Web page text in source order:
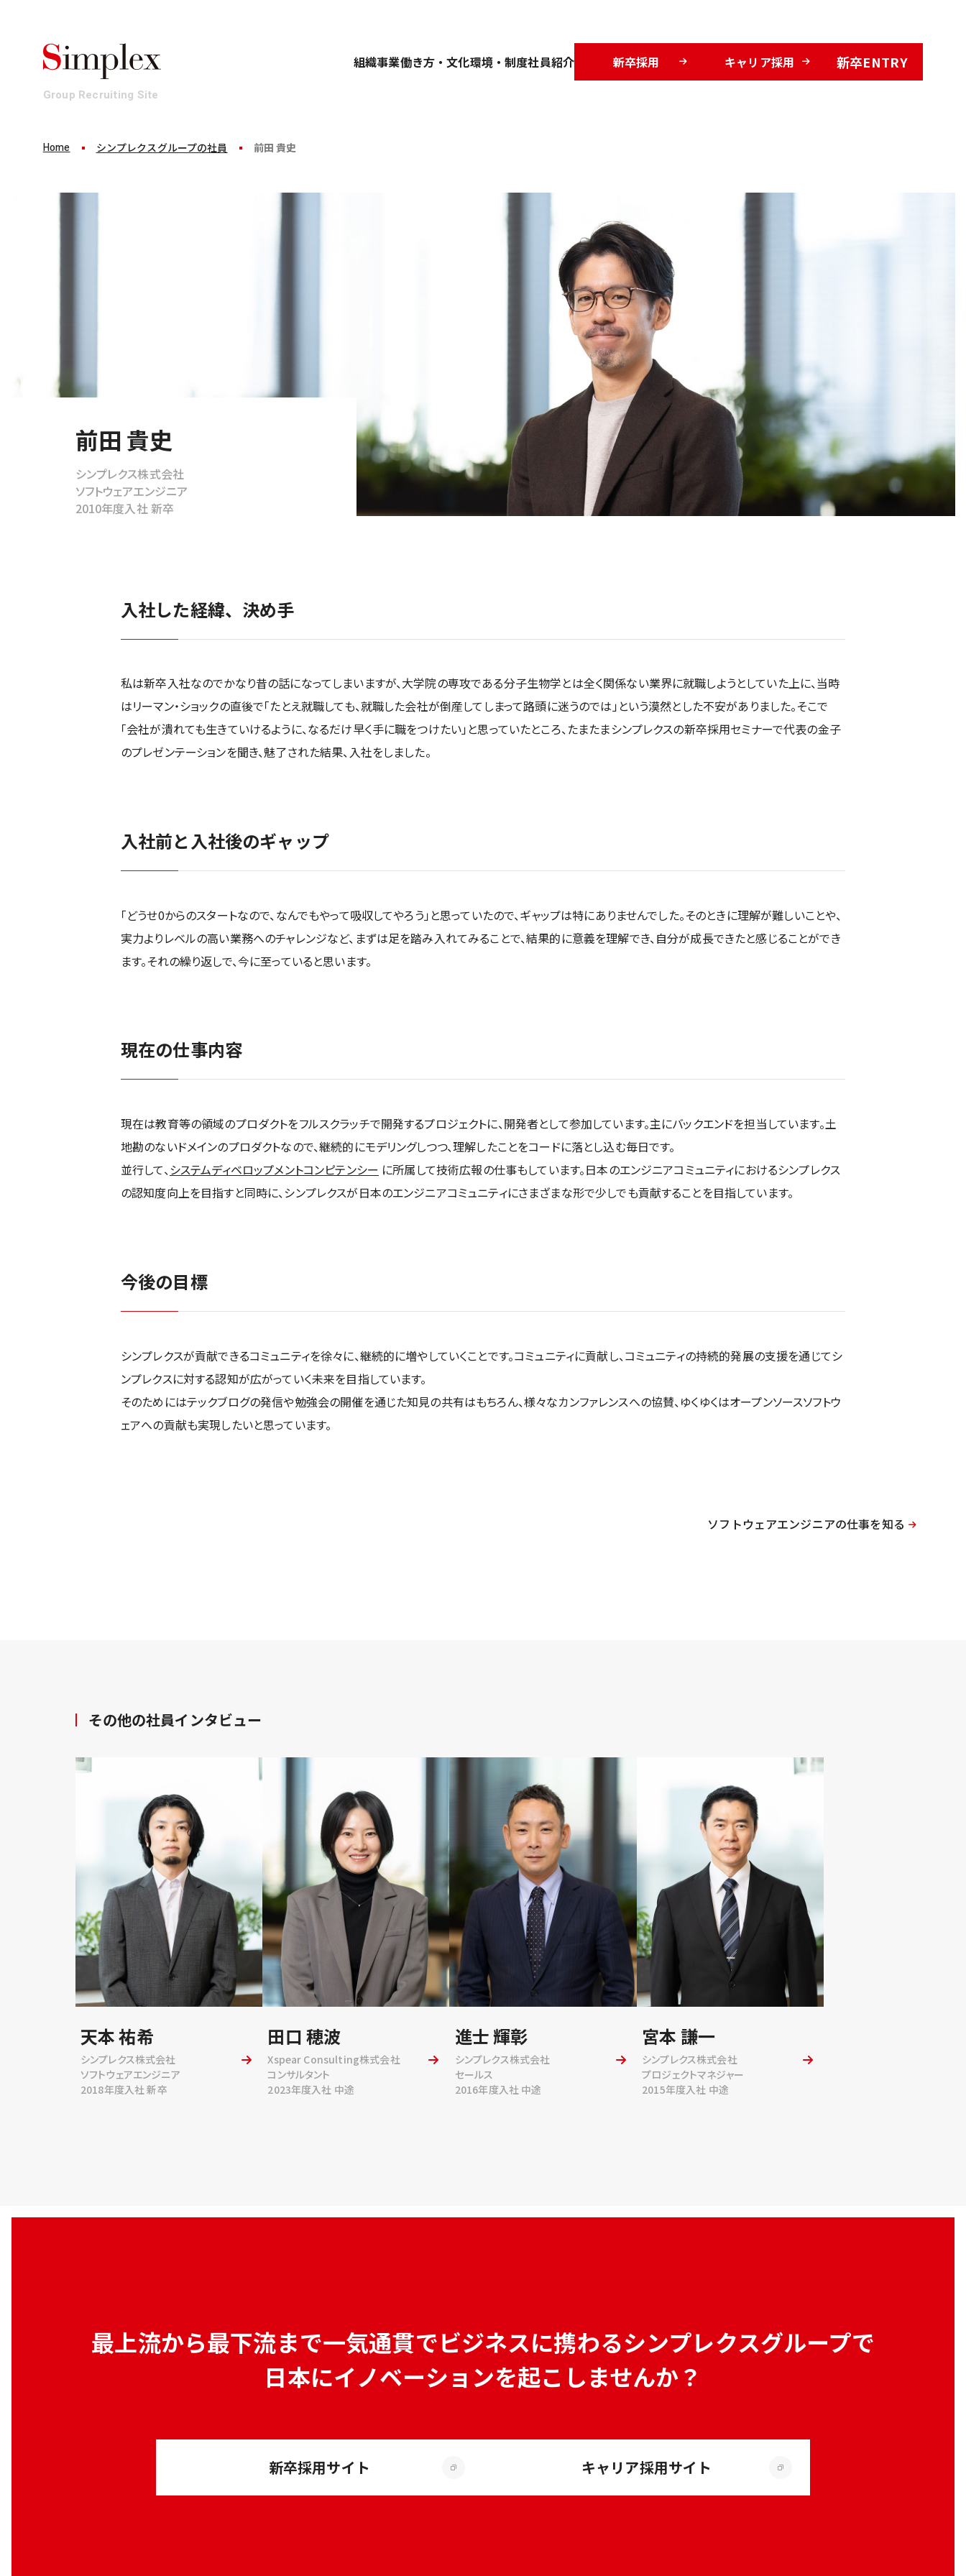
組織事業働き方・文化環境・制度社員紹介 新卒採用 キャリア採用 新卒ENTRY
Group Recruiting Site
Home シンプレクスグループの社員 前田 貴史
前田 貴史
シンプレクス株式会社
ソフトウェアエンジニア
2010年度入社 新卒
入社した経緯、決め手
私は新卒入社なのでかなり昔の話になってしまいますが、大学院の専攻である分子生物学とは全く関係ない業界に就職しようとしていた上に、当時
はリーマン・ショックの直後で「たとえ就職しても、就職した会社が倒産してしまって路頭に迷うのでは」という漠然とした不安がありました。そこで
「会社が潰れても生きていけるように、なるだけ早く手に職をつけたい」と思っていたところ、たまたまシンプレクスの新卒採用セミナーで代表の金子
のプレゼンテーションを聞き、魅了された結果、入社をしました。
入社前と入社後のギャップ
「どうせ0からのスタートなので、なんでもやって吸収してやろう」と思っていたので、ギャップは特にありませんでした。そのときに理解が難しいことや、
実力よりレベルの高い業務へのチャレンジなど、まずは足を踏み入れてみることで、結果的に意義を理解でき、自分が成長できたと感じることができ
ます。それの繰り返しで、今に至っていると思います。
現在の仕事内容
現在は教育等の領域のプロダクトをフルスクラッチで開発するプロジェクトに、開発者として参加しています。主にバックエンドを担当しています。土
地勘のないドメインのプロダクトなので、継続的にモデリングしつつ、理解したことをコードに落とし込む毎日です。
並行して、システムディベロップメントコンピテンシー に所属して技術広報の仕事もしています。日本のエンジニアコミュニティにおけるシンプレクス
の認知度向上を目指すと同時に、シンプレクスが日本のエンジニアコミュニティにさまざまな形で少しでも貢献することを目指しています。
今後の目標
シンプレクスが貢献できるコミュニティを徐々に、継続的に増やしていくことです。コミュニティに貢献し、コミュニティの持続的発展の支援を通じてシ
ンプレクスに対する認知が広がっていく未来を目指しています。
そのためにはテックブログの発信や勉強会の開催を通じた知見の共有はもちろん、様々なカンファレンスへの協賛、ゆくゆくはオープンソースソフトウ
ェアへの貢献も実現したいと思っています。
ソフトウェアエンジニアの仕事を知る
その他の社員インタビュー
天本 祐希
シンプレクス株式会社
ソフトウェアエンジニア
2018年度入社 新卒
田口 穂波
Xspear Consulting株式会社
コンサルタント
2023年度入社 中途
進士 輝彰
シンプレクス株式会社
セールス
2016年度入社 中途
宮本 謙一
シンプレクス株式会社
プロジェクトマネジャー
2015年度入社 中途
最上流から最下流まで一気通貫でビジネスに携わるシンプレクスグループで
日本にイノベーションを起こしませんか？
新卒採用サイト キャリア採用サイト
Who We Are
グループ会社・組織 経営メンバー
事業内容
ワークライフバランス
Workplace
オフィス紹介